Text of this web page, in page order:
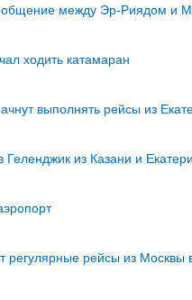
между Эр-Риядом и
ходить катамаран
выполнять рейсы из
Геленджик из Казани и
регулярные рейсы из Москвы